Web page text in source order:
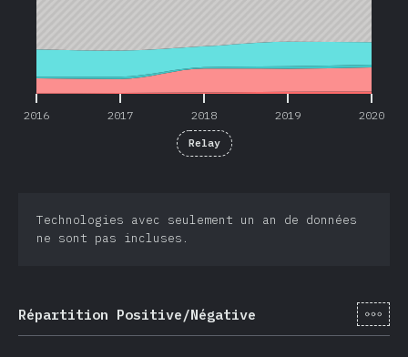
2016 2017 2018 2019 2020
Relay
Technologies avec seulement un an de données
ne sont pas incluses.
Répartition Positive/Négative [fr-